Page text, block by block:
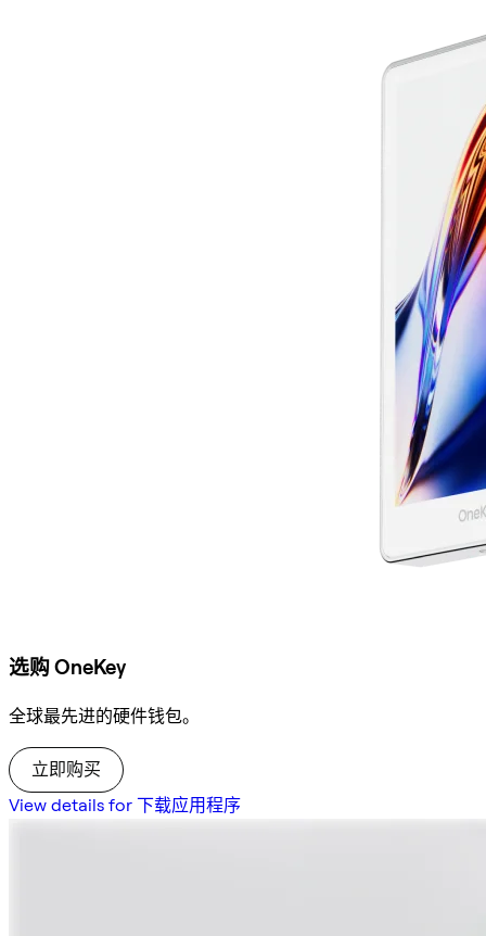
选购 OneKey
全球最先进的硬件钱包。
立即购买
View details for 下载应用程序